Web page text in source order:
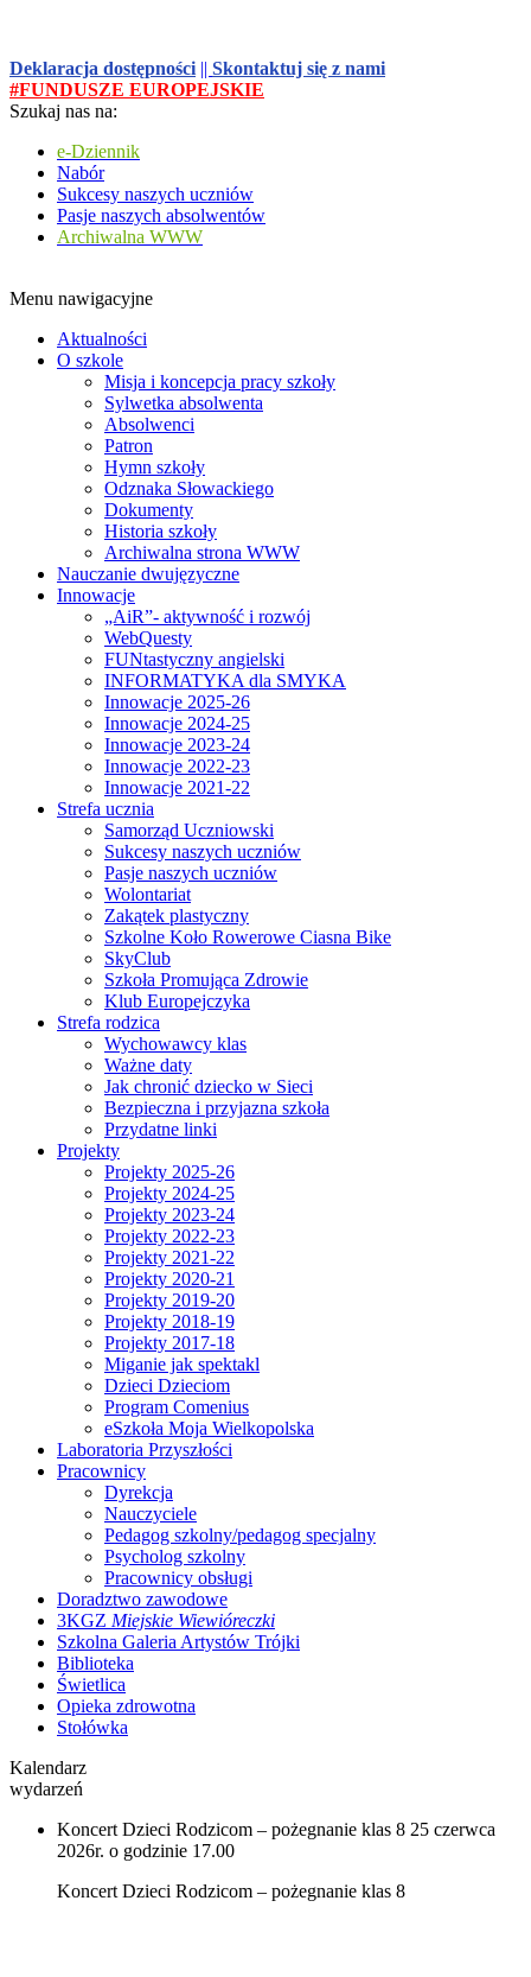
Deklaracja dostępności || Skontaktuj się z nami
#FUNDUSZE EUROPEJSKIE
Szukaj nas na:
e-Dziennik
Nabór
Sukcesy naszych uczniów
Pasje naszych absolwentów
Archiwalna WWW
Menu nawigacyjne
Aktualności
O szkole
Misja i koncepcja pracy szkoły
Sylwetka absolwenta
Absolwenci
Patron
Hymn szkoły
Odznaka Słowackiego
Dokumenty
Historia szkoły
Archiwalna strona WWW
Nauczanie dwujęzyczne
Innowacje
„AiR”- aktywność i rozwój
WebQuesty
FUNtastyczny angielski
INFORMATYKA dla SMYKA
Innowacje 2025-26
Innowacje 2024-25
Innowacje 2023-24
Innowacje 2022-23
Innowacje 2021-22
Strefa ucznia
Samorząd Uczniowski
Sukcesy naszych uczniów
Pasje naszych uczniów
Wolontariat
Zakątek plastyczny
Szkolne Koło Rowerowe Ciasna Bike
SkyClub
Szkoła Promująca Zdrowie
Klub Europejczyka
Strefa rodzica
Wychowawcy klas
Ważne daty
Jak chronić dziecko w Sieci
Bezpieczna i przyjazna szkoła
Przydatne linki
Projekty
Projekty 2025-26
Projekty 2024-25
Projekty 2023-24
Projekty 2022-23
Projekty 2021-22
Projekty 2020-21
Projekty 2019-20
Projekty 2018-19
Projekty 2017-18
Miganie jak spektakl
Dzieci Dzieciom
Program Comenius
eSzkoła Moja Wielkopolska
Laboratoria Przyszłości
Pracownicy
Dyrekcja
Nauczyciele
Pedagog szkolny/pedagog specjalny
Psycholog szkolny
Pracownicy obsługi
Doradztwo zawodowe
3KGZ Miejskie Wiewióreczki
Szkolna Galeria Artystów Trójki
Biblioteka
Świetlica
Opieka zdrowotna
Stołówka
Kalendarz
wydarzeń
Koncert Dzieci Rodzicom – pożegnanie klas 8 25 czerwca
2026r. o godzinie 17.00
Koncert Dzieci Rodzicom – pożegnanie klas 8